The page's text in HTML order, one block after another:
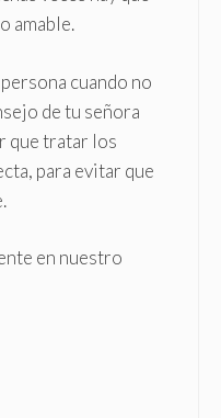
amable.
cuando no
de tu señora
que tratar los
para evitar que
en nuestro